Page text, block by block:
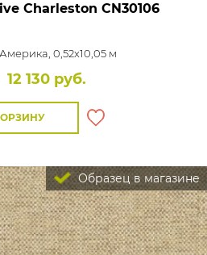
Charleston CN30106
Америка, 0,52x10,05 м
12 130 руб.
Образец в магазине